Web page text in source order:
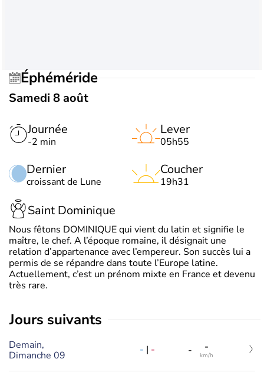
Éphéméride
Samedi 8 août
Journée
-2 min
Dernier
croissant de Lune
Lever
05h55
Coucher
19h31
Saint Dominique
Nous fêtons DOMINIQUE qui vient du latin et signifie le
maître, le chef. A l’époque romaine, il désignait une
relation d’appartenance avec l’empereur. Son succès lui a
permis de se répandre dans toute l’Europe latine.
Actuellement, c’est un prénom mixte en France et devenu
très rare.
jours suivants
Demain,
Dimanche 09
- | - - -
km/h